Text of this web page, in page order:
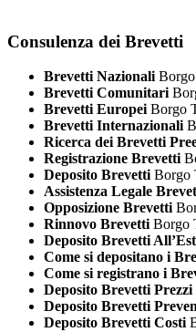
Consulenza dei Brevetti
Brevetti Nazionali
Brevetti Comunitari
Brevetti Europei Borgo
Brevetti Internazionali
Ricerca dei Brevetti
Registrazione Brevetti
Deposito Brevetti Borgo
Assistenza Legale
Opposizione Brevetti
Rinnovo Brevetti Borgo
Deposito Brevetti
Come si depositano i
Come si registrano i
Deposito Brevetti Prezzi
Deposito Brevetti
Deposito Brevetti Costi